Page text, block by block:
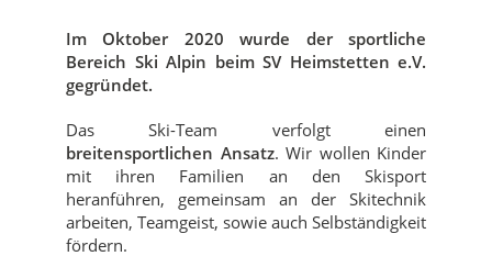
Im Oktober 2020 wurde der sportliche
Bereich Ski Alpin beim SV Heimstetten e.V.
gegründet.
Das Ski-Team verfolgt einen
breitensportlichen Ansatz. Wir wollen Kinder
mit ihren Familien an den Skisport
heranführen, gemeinsam an der Skitechnik
arbeiten, Teamgeist, sowie auch Selbständigkeit
fördern.